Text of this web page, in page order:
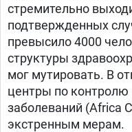
стремительно
подтвержденных
превысило 4000
структуры
мог мутировать. В
центры по контролю
заболеваний (Africa
экстренным мерам.